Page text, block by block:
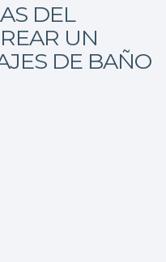
DEL
UN
DE BAÑO